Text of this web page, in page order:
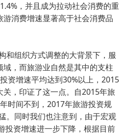
，并且成为拉动社会消费的重
消费增速显著高于社会消费品
和组织方式调整的大背景下，服
，而旅游业自然是其中的支柱
资增速平均达到30%以上，2015
，印证了这一点。自2015年旅
时间不到，2017年旅游投资规
。同时我们也注意到，由于宏观
投资增速进一步下降，根据目前